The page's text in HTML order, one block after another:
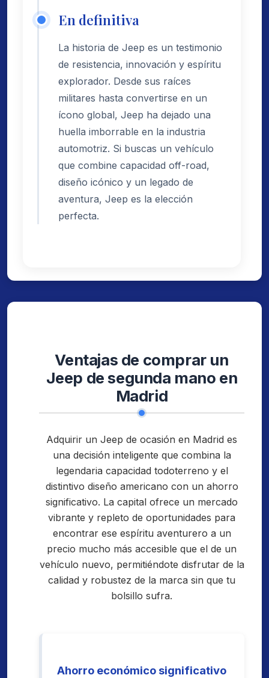
En definitiva
La historia de Jeep es un testimonio
de resistencia, innovación y espíritu
explorador. Desde sus raíces
militares hasta convertirse en un
ícono global, Jeep ha dejado una
huella imborrable en la industria
automotriz. Si buscas un vehículo
que combine capacidad off-road,
diseño icónico y un legado de
aventura, Jeep es la elección
perfecta.
Ventajas de comprar un
Jeep de segunda mano en
Madrid
Adquirir un Jeep de ocasión en Madrid es
una decisión inteligente que combina la
legendaria capacidad todoterreno y el
distintivo diseño americano con un ahorro
significativo. La capital ofrece un mercado
vibrante y repleto de oportunidades para
encontrar ese espíritu aventurero a un
precio mucho más accesible que el de un
vehículo nuevo, permitiéndote disfrutar de la
calidad y robustez de la marca sin que tu
bolsillo sufra.
Ahorro económico significativo